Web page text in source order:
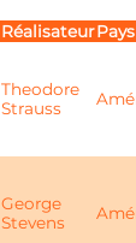
RéalisateurPays
Theodore
Strauss
George
Stevens